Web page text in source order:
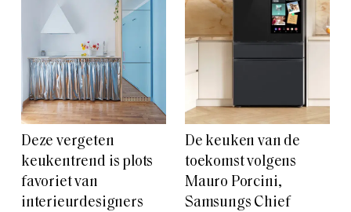
Deze vergeten
keukentrend is plots
favoriet van
interieurdesigners
De keuken van de
toekomst volgens
Mauro Porcini,
Samsungs Chief